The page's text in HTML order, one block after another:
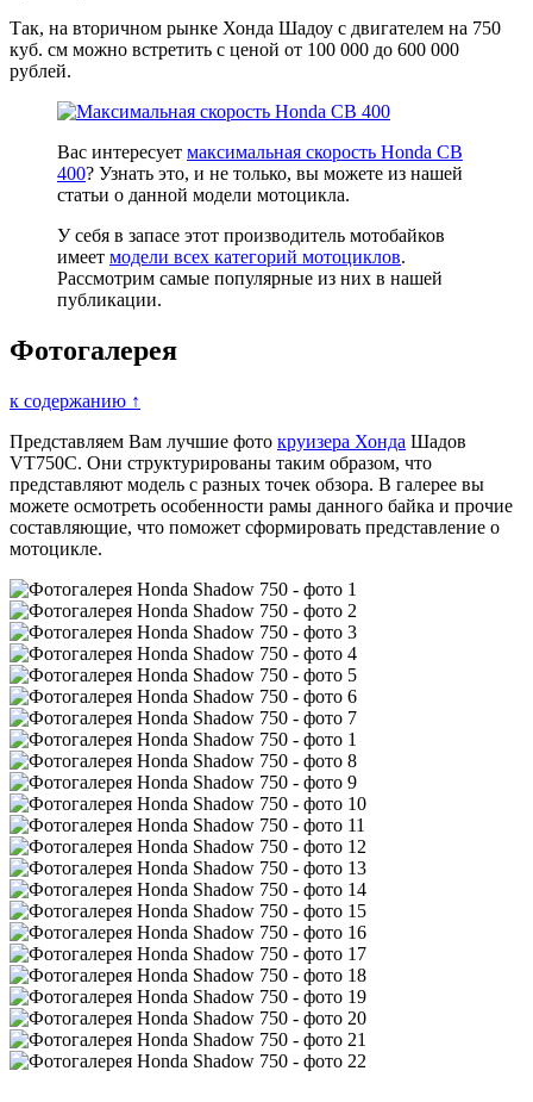
Так, на вторичном рынке Хонда Шадоу с двигателем на 750
куб. см можно встретить с ценой от 100 000 до 600 000
рублей.
Вас интересует максимальная скорость Honda CB
400? Узнать это, и не только, вы можете из нашей
статьи о данной модели мотоцикла.
У себя в запасе этот производитель мотобайков
имеет модели всех категорий мотоциклов.
Рассмотрим самые популярные из них в нашей
публикации.
Фотогалерея
к содержанию ↑
Представляем Вам лучшие фото круизера Хонда Шадов
VT750C. Они структурированы таким образом, что
представляют модель с разных точек обзора. В галерее вы
можете осмотреть особенности рамы данного байка и прочие
составляющие, что поможет сформировать представление о
мотоцикле.